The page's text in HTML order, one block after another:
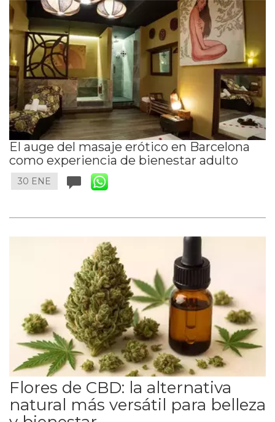
El auge del masaje erótico en Barcelona
como experiencia de bienestar adulto
30 ENE
Flores de CBD: la alternativa
natural más versátil para belleza